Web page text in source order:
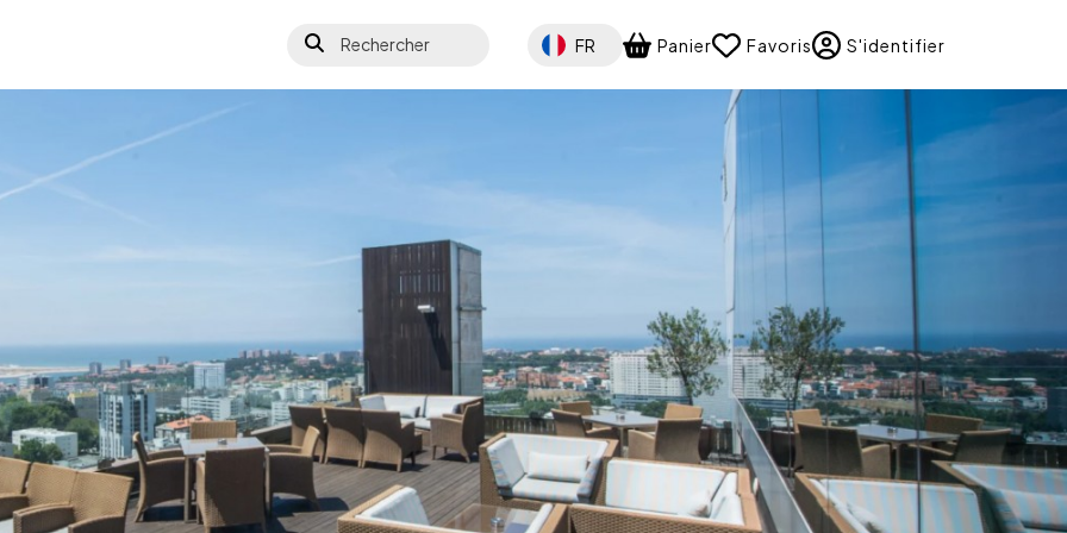
Rechercher Select your language
FR Panier Favoris S'identifier